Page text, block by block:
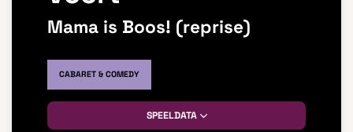
Mama is Boos! (reprise)
CABARET & COMEDY
SPEELDATA